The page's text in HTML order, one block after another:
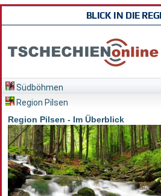
BLICK IN DIE
Südböhmen
Region Pilsen
Region Pilsen - Im Überblick